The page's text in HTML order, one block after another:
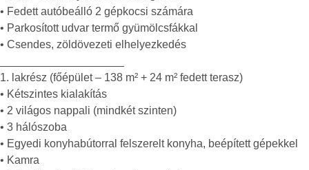
• Fedett autóbeálló 2 gépkocsi számára
• Parkosított udvar termő gyümölcsfákkal
• Csendes, zöldövezeti elhelyezkedés
1. lakrész (főépület – 138 m² + 24 m² fedett terasz)
• Kétszintes kialakítás
• 2 világos nappali (mindkét szinten)
• 3 hálószoba
• Egyedi konyhabútorral felszerelt konyha, beépített gépekkel
• Kamra